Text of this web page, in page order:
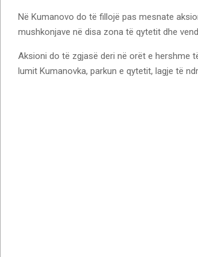
Në Kumanovo do të fillojë pas mesnate
mushkonjave në disa zona të qytetit dhe
Aksioni do të zgjasë deri në orët e hershme
lumit Kumanovka, parkun e qytetit, lagje të